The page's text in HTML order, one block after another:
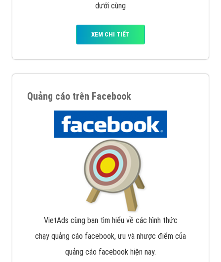
dưới cùng
XEM CHI TIẾT
Quảng cáo trên Facebook
VietAds cùng bạn tìm hiểu về các hình thức
chạy quảng cáo facebook, ưu và nhược điểm của
quảng cáo facebook hiện nay.